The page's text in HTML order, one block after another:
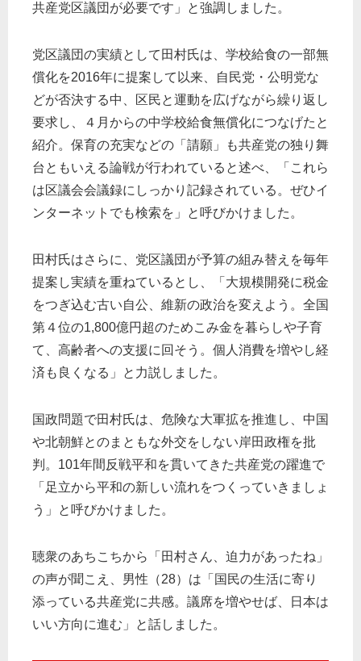
共産党区議団が必要です」と強調しました。
党区議団の実績として田村氏は、学校給食の一部無
償化を2016年に提案して以来、自民党・公明党な
どが否決する中、区民と運動を広げながら繰り返し
要求し、４月からの中学校給食無償化につなげたと
紹介。保育の充実などの「請願」も共産党の独り舞
台ともいえる論戦が行われていると述べ、「これら
は区議会会議録にしっかり記録されている。ぜひイ
ンターネットでも検索を」と呼びかけました。
田村氏はさらに、党区議団が予算の組み替えを毎年
提案し実績を重ねているとし、「大規模開発に税金
をつぎ込む古い自公、維新の政治を変えよう。全国
第４位の1,800億円超のためこみ金を暮らしや子育
て、高齢者への支援に回そう。個人消費を増やし経
済も良くなる」と力説しました。
国政問題で田村氏は、危険な大軍拡を推進し、中国
や北朝鮮とのまともな外交をしない岸田政権を批
判。101年間反戦平和を貫いてきた共産党の躍進で
「足立から平和の新しい流れをつくっていきましょ
う」と呼びかけました。
聴衆のあちこちから「田村さん、迫力があったね」
の声が聞こえ、男性（28）は「国民の生活に寄り
添っている共産党に共感。議席を増やせば、日本は
いい方向に進む」と話しました。